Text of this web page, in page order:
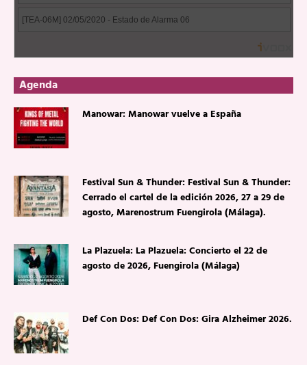
Agenda
Manowar: Manowar vuelve a España
Festival Sun & Thunder: Festival Sun & Thunder:
Cerrado el cartel de la edición 2026, 27 a 29 de
agosto, Marenostrum Fuengirola (Málaga).
La Plazuela: La Plazuela: Concierto el 22 de
agosto de 2026, Fuengirola (Málaga)
Def Con Dos: Def Con Dos: Gira Alzheimer 2026.